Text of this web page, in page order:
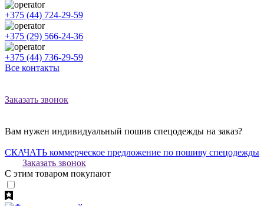
+375 (44) 724-29-59
+375 (29) 566-24-36
+375 (44) 736-29-59
Все контакты
Заказать звонок
Вам нужен индивидуальный пошив спецодежды на заказ?
СКАЧАТЬ коммерческое предложение по пошиву спецодежды
Заказать звонок
С этим товаром покупают